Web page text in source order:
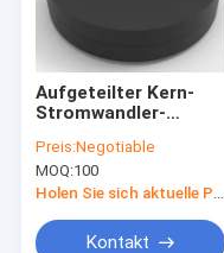
Aufgeteilter Kern-
Stromwandler-
Energie-
Management-System
CTs 23mm
Preis:Negotiable
MOQ:100
Holen Sie sich aktuelle Preis
Kontakt